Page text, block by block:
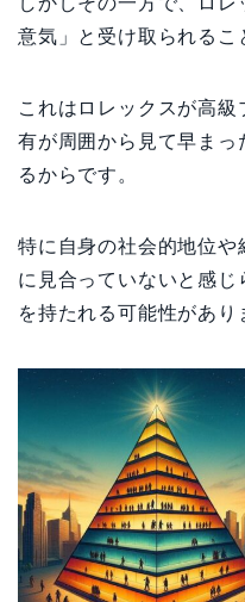
意気」と受け取られるこ
これはロレックスが高
有が周囲から見て早まっ
るからです。
特に自身の社会的地位
に見合っていないと感
を持たれる可能性があり